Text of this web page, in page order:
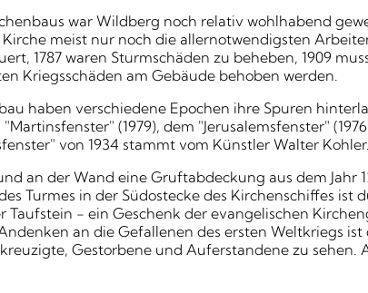
war Wildberg noch relativ wohlhabend
meist nur noch die allernotwendigsten
1787 waren Sturmschäden zu beheben, 1909
Kriegsschäden am Gebäude behoben werden.
haben verschiedene Epochen ihre Spuren
(1979), dem "Jerusalemsfenster"
von 1934 stammt vom Künstler Walter Kohler.
an der Wand eine Gruftabdeckung aus dem
Turmes in der Südostecke des Kirchenschiffes
Taufstein − ein Geschenk der evangelischen
an die Gefallenen des ersten Weltkriegs
Gestorbene und Auferstandene zu